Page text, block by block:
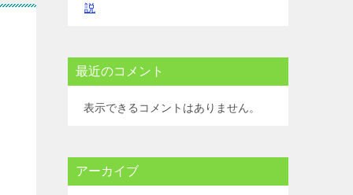
説
最近のコメント
表示できるコメントはありません。
アーカイブ